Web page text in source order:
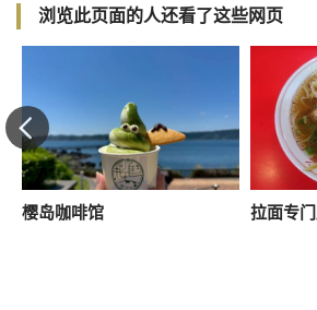
浏览此页面的人还看了这些网页
樱岛咖啡馆 拉面专